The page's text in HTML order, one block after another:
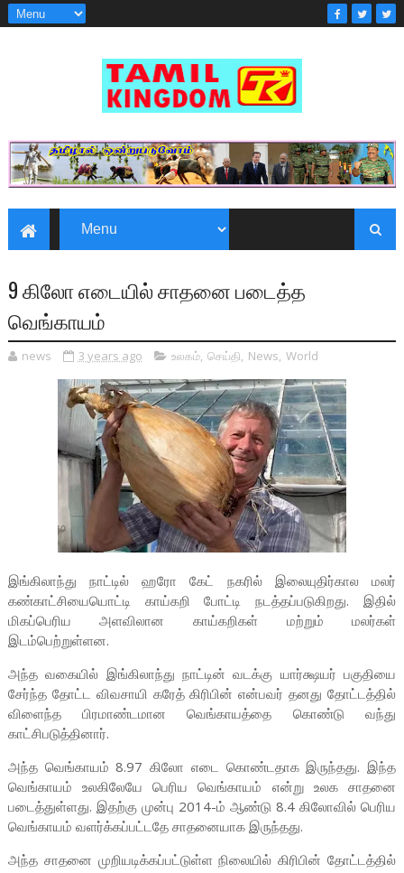
9 கிலோ எடையில் சாதனை படைத்த
வெங்காயம்
news 3 years ago உலகம், செய்தி, News, World
இங்கிலாந்து நாட்டில் ஹரோ கேட் நகரில் இலையுதிர்கால மலர்
கண்காட்சியையொட்டி காய்கறி போட்டி நடத்தப்படுகிறது. இதில்
மிகப்பெரிய அளவிலான காய்கறிகள் மற்றும் மலர்கள்
இடம்பெற்றுள்ளன.
அந்த வகையில் இங்கிலாந்து நாட்டின் வடக்கு யார்க்ஷயர் பகுதியை
சேர்ந்த தோட்ட விவசாயி கரேத் கிரிபின் என்பவர் தனது தோட்டத்தில்
விளைந்த பிரமாண்டமான வெங்காயத்தை கொண்டு வந்து
காட்சிபடுத்தினார்.
அந்த வெங்காயம் 8.97 கிலோ எடை கொண்டதாக இருந்தது. இந்த
வெங்காயம் உலகிலேயே பெரிய வெங்காயம் என்று உலக சாதனை
படைத்துள்ளது. இதற்கு முன்பு 2014-ம் ஆண்டு 8.4 கிலோவில் பெரிய
வெங்காயம் வளர்க்கப்பட்டதே சாதனையாக இருந்தது.
அந்த சாதனை முறியடிக்கப்பட்டுள்ள நிலையில் கிரிபின் தோட்டத்தில்